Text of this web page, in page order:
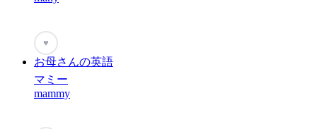
♥
お母さんの英語
マミー
mammy